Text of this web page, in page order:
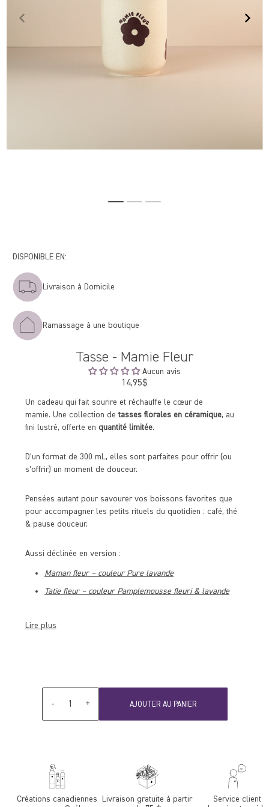
Tasse - Mamie Fleur
Aucun avis
14,95$
Un cadeau qui fait sourire et réchauffe le cœur de
mamie. Une collection de tasses florales en céramique, au
fini lustré, offerte en quantité limitée.
D’un format de 300 mL, elles sont parfaites pour offrir (ou
s’offrir) un moment de douceur.
Pensées autant pour savourer vos boissons favorites que
pour accompagner les petits rituels du quotidien : café, thé
& pause douceur.
Aussi déclinée en version :
Maman fleur – couleur Pure lavande
Tatie fleur – couleur Pamplemousse fleuri & lavande
Lire plus
Quantité
-
+ AJOUTER AU PANIER
DISPONIBLE EN:
Livraison à Domicile
Ramassage à une boutique
Créations canadiennes Livraison gratuite à partir
Service client